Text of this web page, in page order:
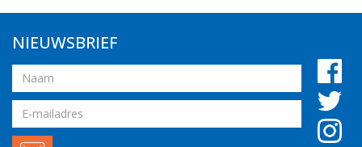
NIEUWSBRIEF
Naam
Email